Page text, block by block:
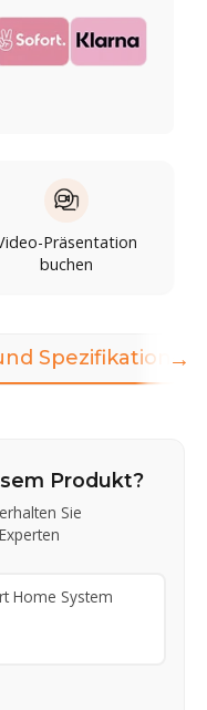
Präsentation
buchen
Spezifikationen
Produkt?
Sie
Home System
→